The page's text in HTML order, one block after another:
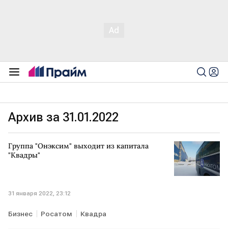
Архив за 31.01.2022
Группа "Онэксим" выходит из капитала
"Квадры"
31 января 2022, 23:12
Бизнес Росатом Квадра